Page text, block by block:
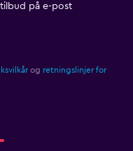
på e-post
og retningslinjer for